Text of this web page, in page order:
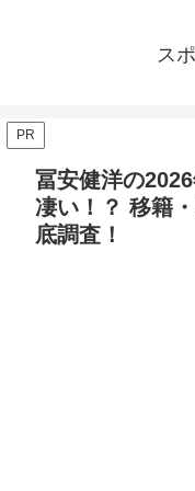
ス
PR
冨安健洋の
凄い！？ 移籍
底調査！